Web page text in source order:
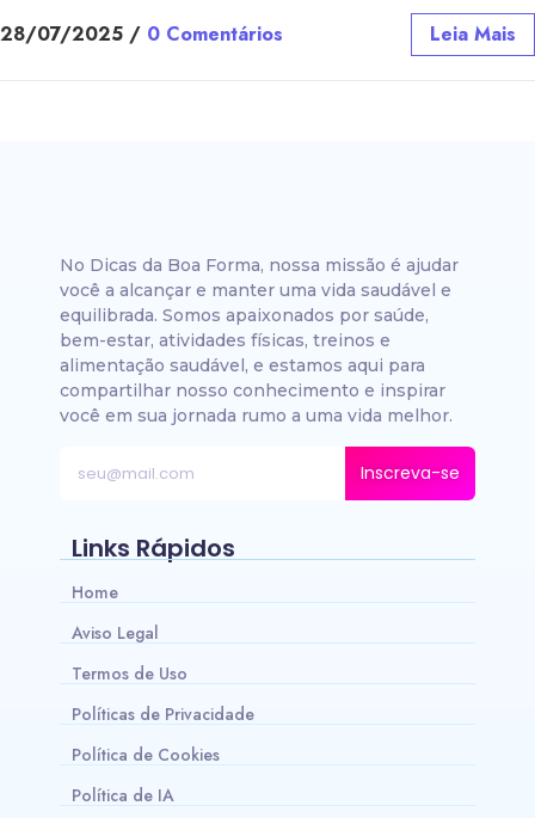
28/07/2025 / 0 Comentários Leia Mais
No Dicas da Boa Forma, nossa missão é ajudar
você a alcançar e manter uma vida saudável e
equilibrada. Somos apaixonados por saúde,
bem-estar, atividades físicas, treinos e
alimentação saudável, e estamos aqui para
compartilhar nosso conhecimento e inspirar
você em sua jornada rumo a uma vida melhor.
Inscreva-se
Links Rápidos
Home
Aviso Legal
Termos de Uso
Políticas de Privacidade
Política de Cookies
Política de IA